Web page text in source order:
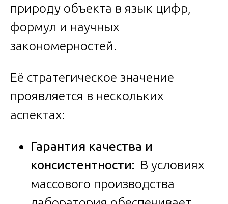
природу объекта в язык цифр,
формул и научных
закономерностей.
Её стратегическое значение
проявляется в нескольких
аспектах:
Гарантия качества и
консистентности: В условиях
массового производства